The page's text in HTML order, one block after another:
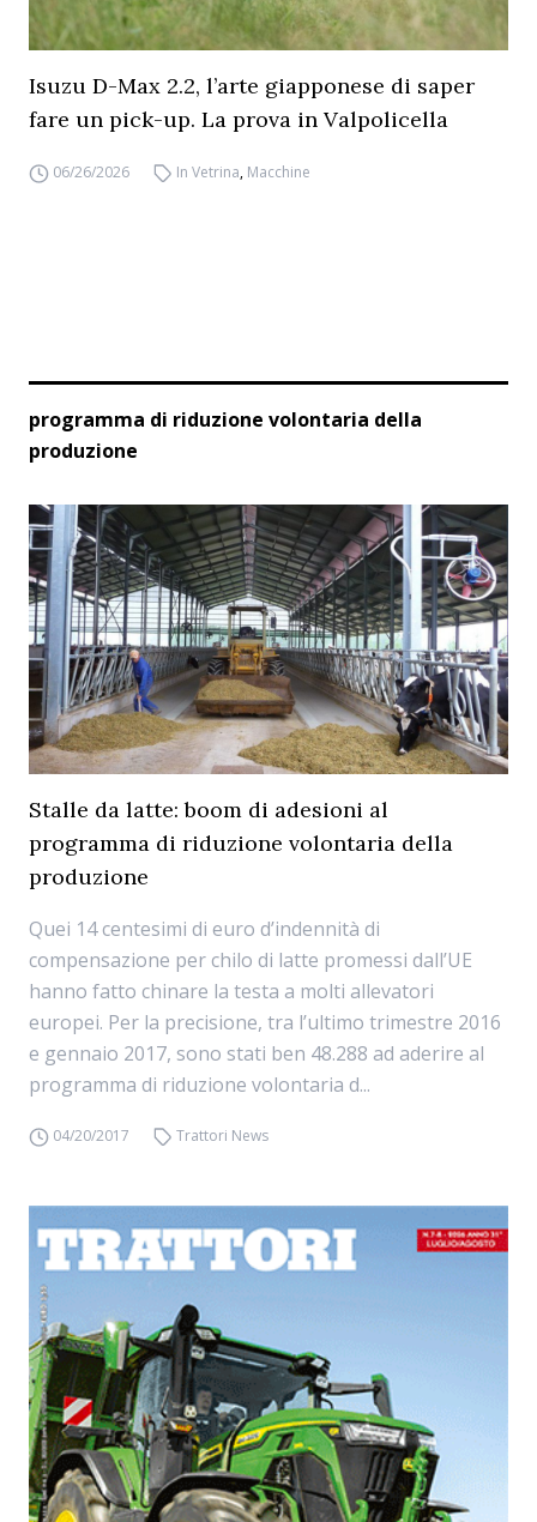
Isuzu D-Max 2.2, l’arte giapponese di saper
fare un pick-up. La prova in Valpolicella
06/26/2026 In Vetrina, Macchine
programma di riduzione volontaria della
produzione
Stalle da latte: boom di adesioni al
programma di riduzione volontaria della
produzione
Quei 14 centesimi di euro d’indennità di
compensazione per chilo di latte promessi dall’UE
hanno fatto chinare la testa a molti allevatori
europei. Per la precisione, tra l’ultimo trimestre 2016
e gennaio 2017, sono stati ben 48.288 ad aderire al
programma di riduzione volontaria d...
04/20/2017 Trattori News